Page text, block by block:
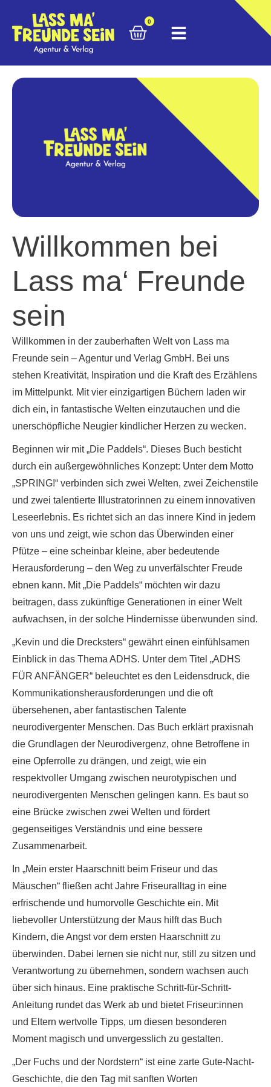
0
Willkommen bei
Lass ma‘ Freunde
sein
Willkommen in der zauberhaften Welt von Lass ma
Freunde sein – Agentur und Verlag GmbH. Bei uns
stehen Kreativität, Inspiration und die Kraft des Erzählens
im Mittelpunkt. Mit vier einzigartigen Büchern laden wir
dich ein, in fantastische Welten einzutauchen und die
unerschöpfliche Neugier kindlicher Herzen zu wecken.
Beginnen wir mit „Die Paddels“. Dieses Buch besticht
durch ein außergewöhnliches Konzept: Unter dem Motto
„SPRING!“ verbinden sich zwei Welten, zwei Zeichenstile
und zwei talentierte Illustratorinnen zu einem innovativen
Leseerlebnis. Es richtet sich an das innere Kind in jedem
von uns und zeigt, wie schon das Überwinden einer
Pfütze – eine scheinbar kleine, aber bedeutende
Herausforderung – den Weg zu unverfälschter Freude
ebnen kann. Mit „Die Paddels“ möchten wir dazu
beitragen, dass zukünftige Generationen in einer Welt
aufwachsen, in der solche Hindernisse überwunden sind.
„Kevin und die Drecksters“ gewährt einen einfühlsamen
Einblick in das Thema ADHS. Unter dem Titel „ADHS
FÜR ANFÄNGER“ beleuchtet es den Leidensdruck, die
Kommunikationsherausforderungen und die oft
übersehenen, aber fantastischen Talente
neurodivergenter Menschen. Das Buch erklärt praxisnah
die Grundlagen der Neurodivergenz, ohne Betroffene in
eine Opferrolle zu drängen, und zeigt, wie ein
respektvoller Umgang zwischen neurotypischen und
neurodivergenten Menschen gelingen kann. Es baut so
eine Brücke zwischen zwei Welten und fördert
gegenseitiges Verständnis und eine bessere
Zusammenarbeit.
In „Mein erster Haarschnitt beim Friseur und das
Mäuschen“ fließen acht Jahre Friseuralltag in eine
erfrischende und humorvolle Geschichte ein. Mit
liebevoller Unterstützung der Maus hilft das Buch
Kindern, die Angst vor dem ersten Haarschnitt zu
überwinden. Dabei lernen sie nicht nur, still zu sitzen und
Verantwortung zu übernehmen, sondern wachsen auch
über sich hinaus. Eine praktische Schritt-für-Schritt-
Anleitung rundet das Werk ab und bietet Friseur:innen
und Eltern wertvolle Tipps, um diesen besonderen
Moment magisch und unvergesslich zu gestalten.
„Der Fuchs und der Nordstern“ ist eine zarte Gute-Nacht-
Geschichte, die den Tag mit sanften Worten